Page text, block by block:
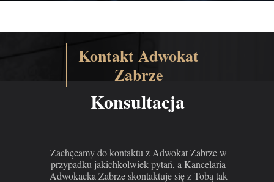
Kontakt Adwokat
Zabrze
Konsultacja
Zachęcamy do kontaktu z Adwokat Zabrze w
przypadku jakichkolwiek pytań, a Kancelaria
Adwokacka Zabrze skontaktuje się z Tobą tak